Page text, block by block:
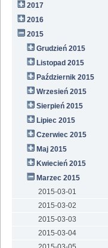
2017
2016
2015
Grudzień 2015
Listopad 2015
Październik 2015
Wrzesień 2015
Sierpień 2015
Lipiec 2015
Czerwiec 2015
Maj 2015
Kwiecień 2015
Marzec 2015
2015-03-01
2015-03-02
2015-03-03
2015-03-04